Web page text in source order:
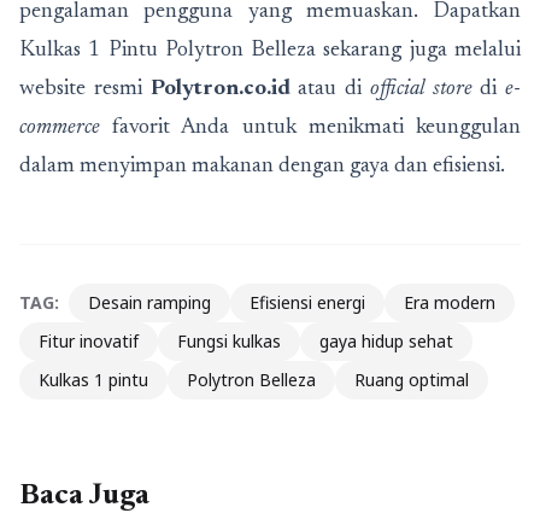
pengalaman pengguna yang memuaskan. Dapatkan
Kulkas 1 Pintu Polytron Belleza sekarang juga melalui
website resmi Polytron.co.idatau di official storedi e-
commerce favorit Anda untuk menikmati keunggulan
dalam menyimpan makanan dengan gaya dan efisiensi.
TAG: Desain ramping Efisiensi energi
Era modern
Fitur inovatif
Fungsi kulkas
gaya hidup sehat
Kulkas 1 pintu
Polytron Belleza Ruang optimal
Baca Juga